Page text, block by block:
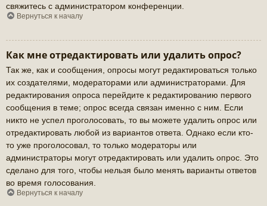
свяжитесь с администратором конференции.
Вернуться к началу
Как мне отредактировать или удалить опрос?
Так же, как и сообщения, опросы могут редактироваться только
их создателями, модераторами или администраторами. Для
редактирования опроса перейдите к редактированию первого
сообщения в теме; опрос всегда связан именно с ним. Если
никто не успел проголосовать, то вы можете удалить опрос или
отредактировать любой из вариантов ответа. Однако если кто-
то уже проголосовал, то только модераторы или
администраторы могут отредактировать или удалить опрос. Это
сделано для того, чтобы нельзя было менять варианты ответов
во время голосования.
Вернуться к началу